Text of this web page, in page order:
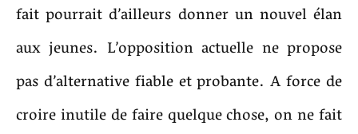
fait pourrait d’ailleurs donner un nouvel élan
aux jeunes. L’opposition actuelle ne propose
pas d’alternative fiable et probante. A force de
croire inutile de faire quelque chose, on ne fait